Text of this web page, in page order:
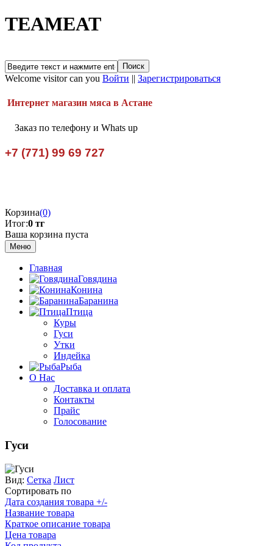
TEAMEAT
Welcome visitor can you Войти || Зарегистрироваться
Интернет магазин мяса в Астане
Заказ по телефону и Whats up
+7 (771) 99 69 727
Корзина(0)
Итог:0 тг
Ваша корзина пуста
Меню
Главная
Говядина
Конина
Баранина
Птица
Куры
Гуси
Утки
Индейка
Рыба
О Нас
Доставка и оплата
Контакты
Прайс
Голосование
Гуси
Вид: Сетка Лист
Сортировать по
Дата создания товара +/-
Название товара
Краткое описание товара
Цена товара